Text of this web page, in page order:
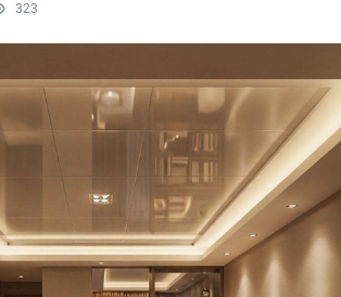
323